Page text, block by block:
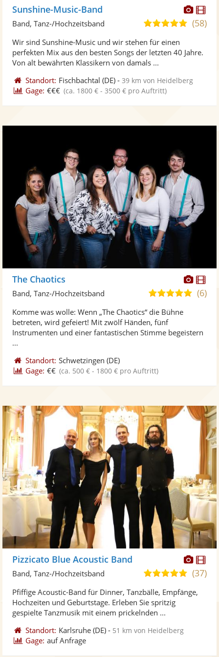
Sunshine-Music-Band
5,0
5
(58)
Band, Tanz-/Hochzeitsband
Wir sind Sunshine-Music und wir stehen für einen
perfekten Mix aus den besten Songs der letzten 40 Jahre.
Von alt bewährten Klassikern von damals ...
Standort: Fischbachtal (DE) -39 km von Heidelberg
Gage: €€€ (ca. 1800 € - 3500 € pro Auftritt)
The Chaotics
5,0
Sternen
(6)
Band, Tanz-/Hochzeitsband
Komme was wolle: Wenn „The Chaotics“ die Bühne
betreten, wird gefeiert! Mit zwölf Händen, fünf
Instrumenten und einer fantastischen Stimme begeistern
...
Standort: Schwetzingen (DE)
Gage: €€ (ca. 500 € - 1800 € pro Auftritt)
Fotos
Pizzicato Blue Acoustic Band
5,0
5
(37)
Band, Tanz-/Hochzeitsband
Pfiffige Acoustic-Band für Dinner, Tanzbälle, Empfänge,
Hochzeiten und Geburtstage. Erleben Sie spritzig
gespielte Tanzmusik mit einem prickelnden ...
Standort: Karlsruhe (DE) - 51 km von Heidelberg
Gage: auf Anfrage